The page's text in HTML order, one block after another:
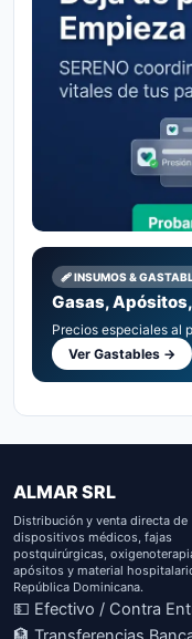
🩹 INSUMOS &
Gasas,
Precios especiales al
Ver Gastables →
ALMAR SRL
Distribución y venta directa de
dispositivos médicos, fajas
postquirúrgicas,
apósitos y material
República Dominicana.
💵 Efectivo / Contra